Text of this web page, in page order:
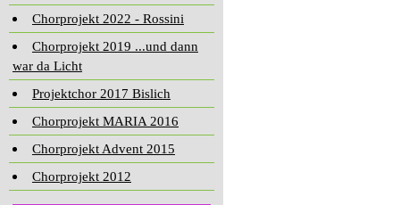
Chorprojekt 2022 - Rossini
Chorprojekt 2019 ...und dann
war da Licht
Projektchor 2017 Bislich
Chorprojekt MARIA 2016
Chorprojekt Advent 2015
Chorprojekt 2012